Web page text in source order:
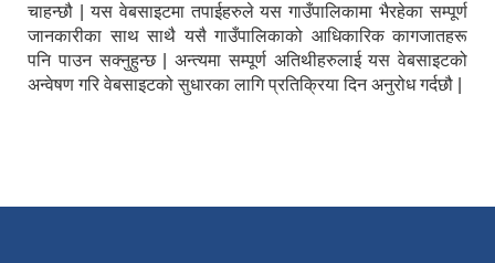
चाहन्छौ | यस वेबसाइटमा तपाईहरुले यस गाउँपालिकामा भैरहेका सम्पूर्ण
जानकारीका साथ साथै यसै गाउँपालिकाको आधिकारिक कागजातहरू
पनि पाउन सक्नुहुन्छ | अन्त्यमा सम्पूर्ण अतिथीहरुलाई यस वेबसाइटको
अन्वेषण गरि वेबसाइटको सुधारका लागि प्रतिक्रिया दिन अनुरोध गर्दछौ |